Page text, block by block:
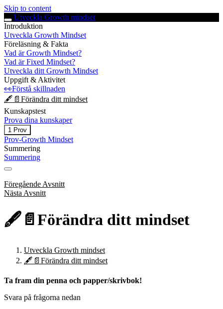
Skip to content
Utveckla Growth mindset
Introduktion
Utveckla Growth Mindset
Föreläsning & Fakta
Vad är Growth Mindset?
Vad är Fixed Mindset?
Utveckla ditt Growth Mindset
Uppgift & Aktivitet
👀Förstå skillnaden
🖋️📄Förändra ditt mindset
Kunskapstest
Prova dina kunskaper
Expandera
Prova
dina
kunskaper
1 Prov
Prov-Growth Mindset
Summering
Summering
Föregående Avsnitt
Nästa Avsnitt
🖋️📄Förändra ditt mindset
Utveckla Growth mindset
🖋️📄Förändra ditt mindset
Ta fram din penna och papper/skrivbok!
Svara på frågorna nedan